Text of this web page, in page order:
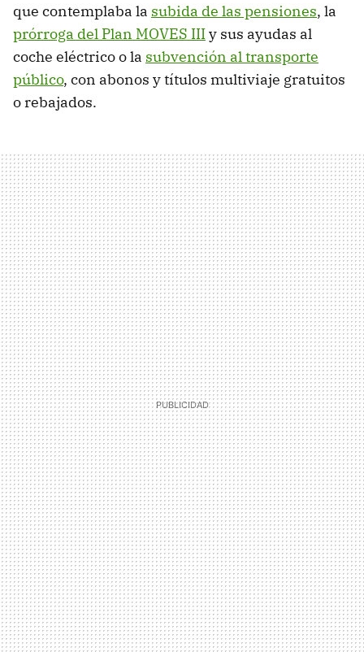
que contemplaba la subida de las pensiones, la
prórroga del Plan MOVES IIIy sus ayudas al
coche eléctrico o la subvención al transporte
público, con abonos y títulos multiviaje gratuitos
o rebajados.